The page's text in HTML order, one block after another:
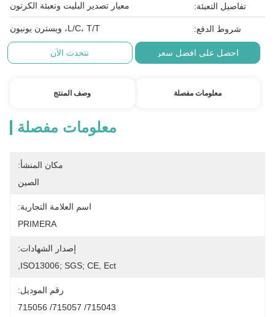
تفاصيل التعبئة: معيار تصدير البليت وتعبئة الكرتون
شروط الدفع: L/C، T/T، ويسترن يونيون
احصل على افضل سعر نتحدث الآن
معلومات مفصلة وصف المنتج
معلومات مفصلة
مكان المنشأ:
الصين
اسم العلامة التجارية:
PRIMERA
إصدار الشهادات:
ISO13006; SGS; CE, Ect,
رقم الموديل:
715043/ 715057/ 715056